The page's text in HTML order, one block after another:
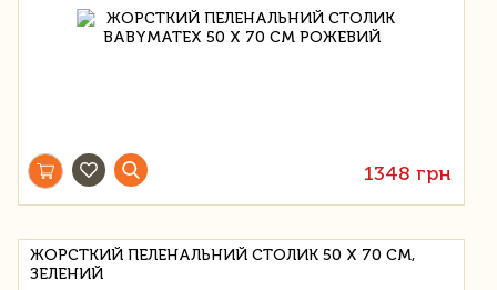
1348 грн
ЖОРСТКИЙ ПЕЛЕНАЛЬНИЙ СТОЛИК 50 Х 70 СМ,
ЗЕЛЕНИЙ